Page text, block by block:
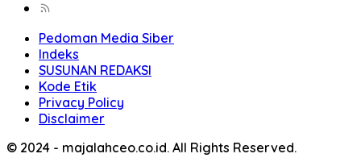
Pedoman Media Siber
Indeks
SUSUNAN REDAKSI
Kode Etik
Privacy Policy
Disclaimer
© 2024 - majalahceo.co.id. All Rights Reserved.